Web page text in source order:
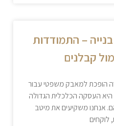
– התמודדות
קבלנים
הופכת למאבק משפטי עבור
היא העסקה הכלכלית הגדולה
אנחנו משקיעים את מיטב
לוקחים